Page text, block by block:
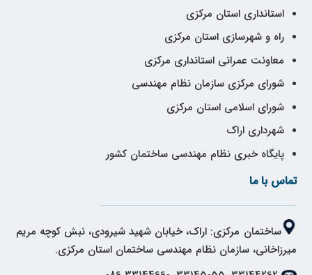
استانداری استان مرکزی
راه و شهرسازی استان مرکزی
معاونت عمرانی استانداری مرکزی
شورای مرکزی سازمان نظام مهندسی
شورای اسلامی استان مرکزی
شهرداری اراک
پایگاه خبری نظام مهندسی ساختمان کشور
تماس با ما
ساختمان مرکزی: اراک، خیابان شهید شیرودی، نبش کوچه مریم
میرزاخانی، سازمان نظام مهندسی ساختمان استان مرکزی.